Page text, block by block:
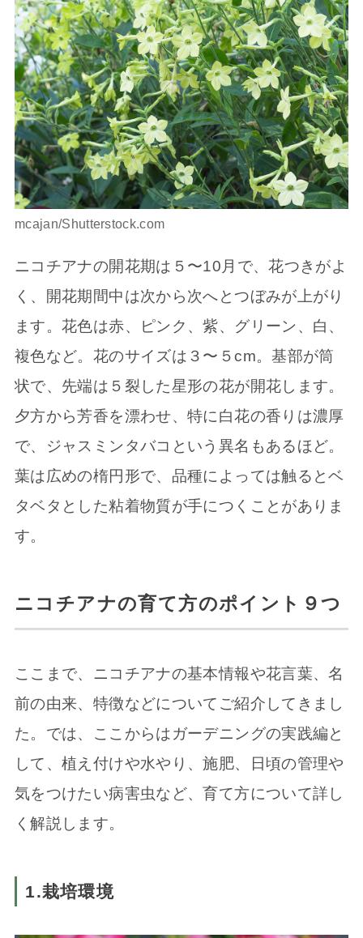
mcajan/Shutterstock.com
ニコチアナの開花期は５〜10月で、花つきがよ
く、開花期間中は次から次へとつぼみが上がり
ます。花色は赤、ピンク、紫、グリーン、白、
複色など。花のサイズは３〜５cm。基部が筒
状で、先端は５裂した星形の花が開花します。
夕方から芳香を漂わせ、特に白花の香りは濃厚
で、ジャスミンタバコという異名もあるほど。
葉は広めの楕円形で、品種によっては触るとベ
タベタとした粘着物質が手につくことがありま
す。
ニコチアナの育て方のポイント９つ
ここまで、ニコチアナの基本情報や花言葉、名
前の由来、特徴などについてご紹介してきまし
た。では、ここからはガーデニングの実践編と
して、植え付けや水やり、施肥、日頃の管理や
気をつけたい病害虫など、育て方について詳し
く解説します。
1.栽培環境